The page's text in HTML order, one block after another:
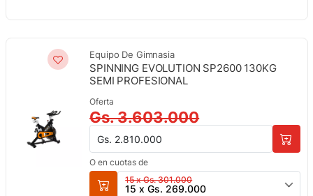
Equipo De Gimnasia
SPINNING EVOLUTION SP2600 130KG
SEMI PROFESIONAL
Oferta
Gs. 3.603.000
Gs. 2.810.000
O en cuotas de
15 x Gs. 301.000
15 x Gs. 269.000